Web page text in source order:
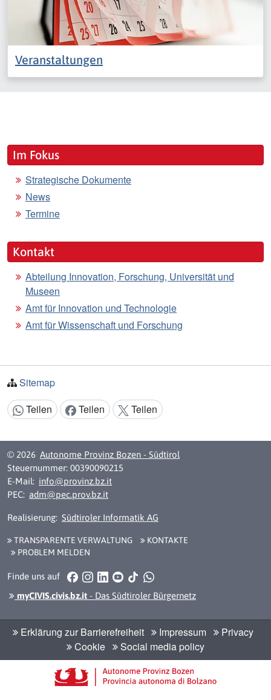
Veranstaltungen
Im Fokus
Strategische Dokumente
News
Termine
Kontakt
Abteilung Innovation, Forschung, Universität und
Museen
Amt für Innovation und Technologie
Amt für Wissenschaft und Forschung
Sitemap
Inhalt teilen:
Teilen Teilen Teilen
© 2026 Autonome Provinz Bozen - Südtirol
Steuernummer: 00390090215
E-Mail: info@provinz.bz.it
PEC: adm@pec.prov.bz.it
Realisierung: Südtiroler Informatik AG
TRANSPARENTE VERWALTUNG
KONTAKTE
PROBLEM MELDEN
Finde uns auf Facebook
Instagram
LinkedInYouTube
TikTokWhatsApp
myCIVIS.civis.bz.it - Das Südtiroler Bürgernetz
Erklärung zur Barrierefreiheit Impressum
Privacy
Cookie
Social media policy